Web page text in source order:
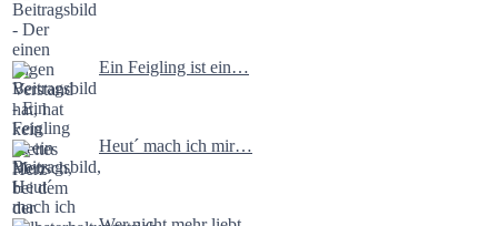
Ein Feigling ist ein…
Heut´ mach ich mir…